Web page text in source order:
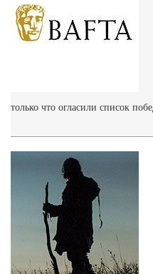
только что огласили список